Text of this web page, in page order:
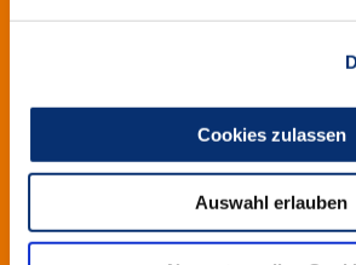
Cookies zulassen
Auswahl erlauben
Impressum
Teilnahmebedingungen
Nutzung Lernmedien
Erklärung zur Barrierefreiheit
Widerrufsbelehrung